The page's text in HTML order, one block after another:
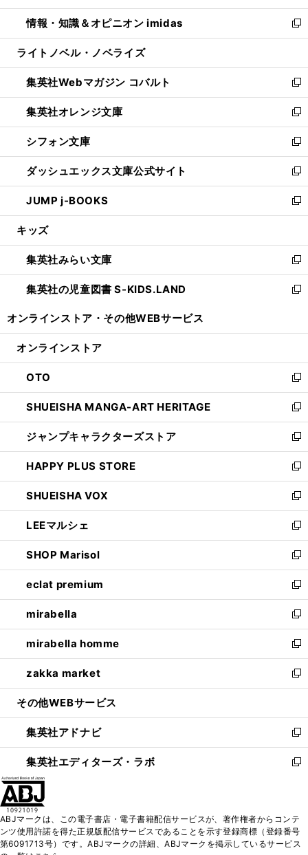
開
く
ウ
で
開
ン
ド
ウ
開
く
ウ
ィ
ン
ウ
で
開
く
し
い
ウ
ン
ド
ウ
で
開
く
情報・知識＆オピニオン imidas
新
し
ウ
ィ
ン
ド
ウ
で
開
く
ライトノベル・ノベライズ
集英社Webマガジン コバルト
新
し
い
ウ
ィ
ン
ド
ウ
で
開
集英社オレンジ文庫
新
し
い
ウ
ィ
ン
ド
ウ
開
く
シフォン文庫
新
し
い
ウ
ィ
ン
ウ
で
開
く
ダッシュエックス文庫公式サイト
新
し
い
ウ
ン
ド
ウ
で
JUMP j-BOOKS
新
し
ウ
ィ
ン
ド
開
キッズ
集英社みらい文庫
新
し
い
ン
ウ
で
開
く
集英社の児童図書 S-KIDS.LAND
新
ウ
ン
ド
ウ
で
開
く
オンラインストア・ その他WEBサービス
オンラインストア
OTO
新
し
い
ウ
ィ
ン
ド
ウ
で
開
く
SHUEISHA MANGA-ART HERITAGE
新
し
い
ウ
ィ
ン
ド
ウ
で
開
く
ジャンプキャラクターズストア
新
し
い
ウ
ィ
ン
ド
ウ
で
開
く
HAPPY PLUS STORE
新
し
い
ウ
ィ
ン
ド
ウ
で
開
く
SHUEISHA VOX
新
し
い
ウ
ィ
ン
ド
ウ
で
開
く
LEEマルシェ
新
し
い
ウ
ィ
ン
ド
ウ
で
開
く
SHOP Marisol
新
し
い
ウ
ィ
ン
ド
ウ
で
開
eclat premium
新
し
い
ウ
ィ
ン
ド
ウ
開
く
mirabella
新
し
い
ウ
ィ
ン
ウ
で
開
く
mirabella homme
新
し
い
ウ
ン
ド
ウ
で
zakka market
新
し
ウ
ィ
ン
ド
く
その他WEBサービス
集英社アドナビ
新
し
い
ド
ウ
で
集英社エディターズ・ラボ
新
ィ
ン
ド
ABJマークは、この電子書店・電子書籍配信サービスが、著作権者からコンテ
ンツ使用許諾を得た正規版配信サービスであることを示す登録商標（登録番号
第6091713号）です。ABJマークの詳細、ABJマークを掲示しているサービス